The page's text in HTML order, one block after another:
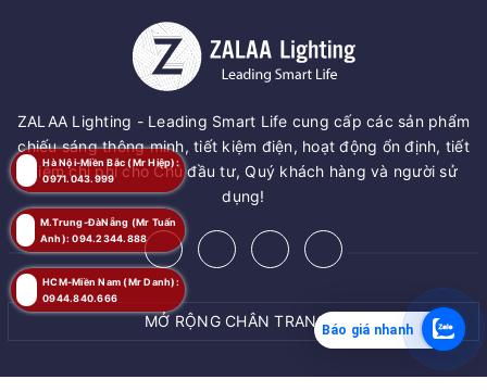
ZALAA Lighting - Leading Smart Life cung cấp các sản phẩm
chiếu sáng thông minh, tiết kiệm điện, hoạt động ổn định, tiết
kiệm chi phí cho Chủ đầu tư, Quý khách hàng và người sử
dụng!
MỞ RỘNG CHÂN TRANG
HCM-Miền Nam (Mr Danh):
0944.840.666
Hà Nội-Miền Bắc (Mr Hiệp):
0971.043.999
M.Trung-ĐàNẵng (Mr Tuấn
Anh): 094.2344.888
Báo giá nhanh